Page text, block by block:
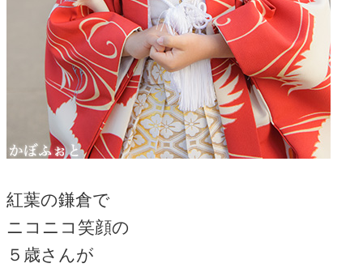
紅葉の鎌倉で
ニコニコ笑顔の
５歳さんが